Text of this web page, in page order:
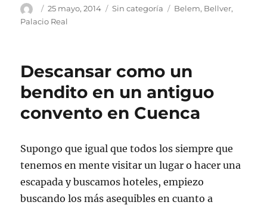
AutorPublicado
el
25 mayo, 2014 Categorías
Sin categoría Etiquetas
Belem, Bellver,
Palacio Real
Descansar como un
bendito en un antiguo
convento en Cuenca
Supongo que igual que todos los siempre que
tenemos en mente visitar un lugar o hacer una
escapada y buscamos hoteles, empiezo
buscando los más asequibles en cuanto a